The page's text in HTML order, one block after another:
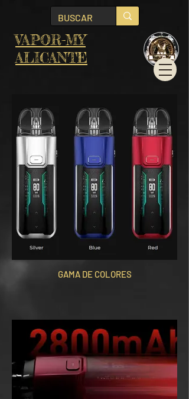
VAPOR-MY
ALICANTE
GAMA DE COLORES